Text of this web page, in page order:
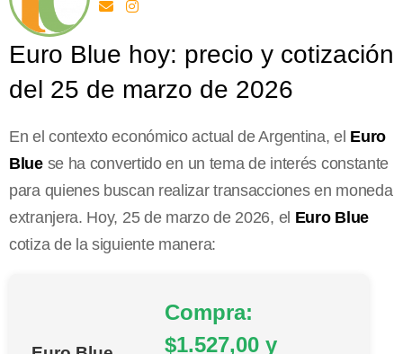
Euro Blue hoy: precio y cotización
del 25 de marzo de 2026
En el contexto económico actual de Argentina, el Euro
Bluese ha convertido en un tema de interés constante
para quienes buscan realizar transacciones en moneda
extranjera. Hoy, 25 de marzo de 2026, el Euro Blue
cotiza de la siguiente manera:
Compra:
$1.527,00 y